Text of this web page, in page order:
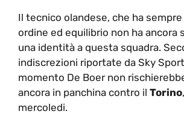
Il tecnico olandese, che ha
ordine ed equilibrio non ha ancora
una identità a questa squadra.
indiscrezioni riportate da Sky
momento De Boer non
ancora in panchina contro il Torino
mercoledi.